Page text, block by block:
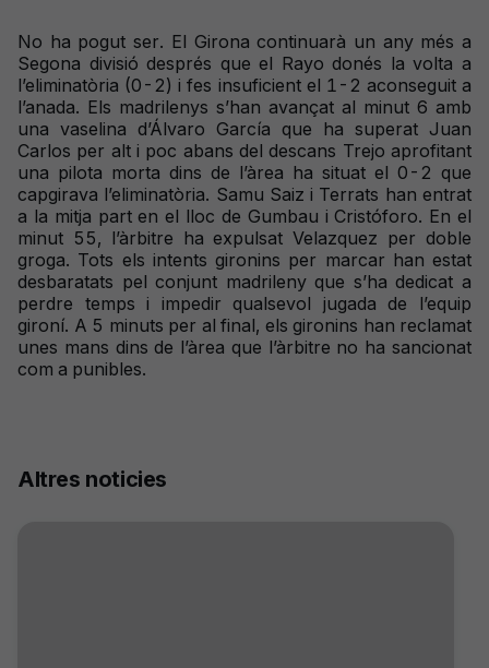
No ha pogut ser. El Girona continuarà un any més a
Segona divisió després que el Rayo donés la volta a
l’eliminatòria (0-2) i fes insuficient el 1-2 aconseguit a
l’anada. Els madrilenys s’han avançat al minut 6 amb
una vaselina d’Álvaro García que ha superat Juan
Carlos per alt i poc abans del descans Trejo aprofitant
una pilota morta dins de l’àrea ha situat el 0-2 que
capgirava l’eliminatòria. Samu Saiz i Terrats han entrat
a la mitja part en el lloc de Gumbau i Cristóforo. En el
minut 55, l’àrbitre ha expulsat Velazquez per doble
groga. Tots els intents gironins per marcar han estat
desbaratats pel conjunt madrileny que s’ha dedicat a
perdre temps i impedir qualsevol jugada de l’equip
gironí. A 5 minuts per al final, els gironins han reclamat
unes mans dins de l’àrea que l’àrbitre no ha sancionat
com a punibles.
Altres noticies